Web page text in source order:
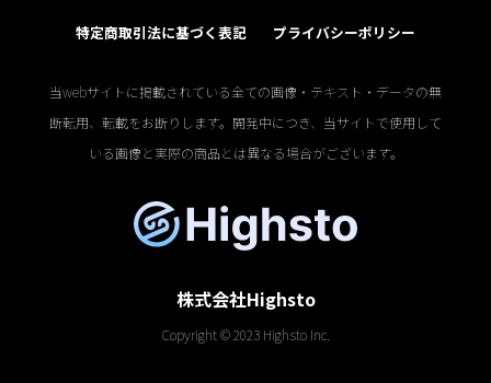
特定商取引法に基づく表記 プライバシーポリシー
当webサイトに掲載されている全ての画像・テキスト・データの無
断転用、転載をお断りします。開発中につき、当サイトで使用して
いる画像と実際の商品とは異なる場合がございます。
株式会社Highsto
Copyright © 2023 Highsto Inc.